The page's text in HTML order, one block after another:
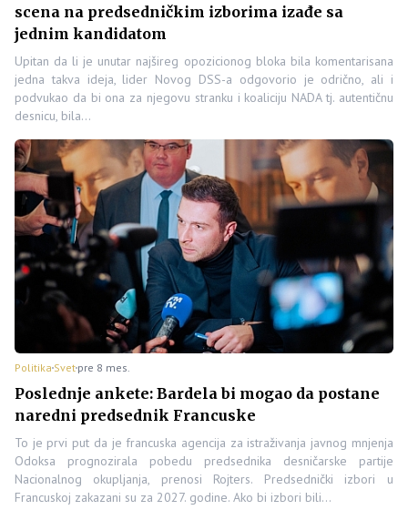
scena na predsedničkim izborima izađe sa
jednim kandidatom
Upitan da li je unutar najšireg opozicionog bloka bila komentarisana
jedna takva ideja, lider Novog DSS-a odgovorio je odrično, ali i
podvukao da bi ona za njegovu stranku i koaliciju NADA tj. autentičnu
desnicu, bila…
Politika Svet pre 8 mes.
Poslednje ankete: Bardela bi mogao da postane
naredni predsednik Francuske
To je prvi put da je francuska agencija za istraživanja javnog mnjenja
Odoksa prognozirala pobedu predsednika desničarske partije
Nacionalnog okupljanja, prenosi Rojters. Predsednički izbori u
Francuskoj zakazani su za 2027. godine. Ako bi izbori bili…